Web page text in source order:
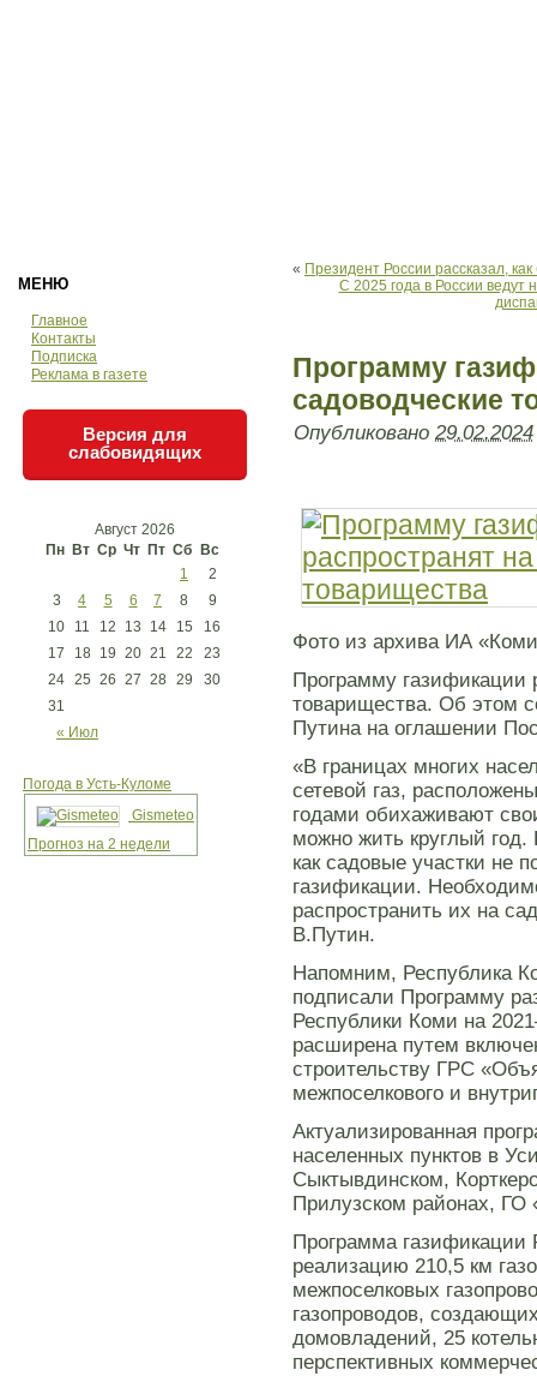
МЕНЮ
Главное
Контакты
Подписка
Реклама в газете
Версия для
слабовидящих
Август 2026
Пн Вт Ср Чт Пт Сб Вс
« Июл
1
2
3
4 5 6 7 8
9
10
11 12 13 14 15
16
17
18 19 20 21 22
23
24 25 26 27 28 29
30
31
Погода в Усть-Куломе
Gismeteo
Прогноз на 2 недели
« Президент России рассказал,
С 2025 года в России ведут
Программу
садоводческие
Опубликовано 29.02.2024
Фото из архива ИА
Программу газификации
товарищества. Об этом
Путина на оглашении
«В границах многих
сетевой газ,
годами обихаживают
можно жить круглый год.
как садовые участки не
газификации.
распространить их на
В.Путин.
Напомним, Республика
подписали Программу
Республики Коми на
расширена путем
строительству ГРС
межпоселкового и
Актуализированная
населенных пунктов в
Сыктывдинском,
Прилузском районах, ГО
Программа газификации
реализацию 210,5 км
межпоселковых
газопроводов,
домовладений, 25
перспективных